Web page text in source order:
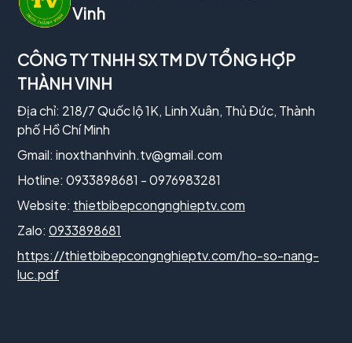
Vinh
CÔNG TY TNHH SX TM DV TỔNG HỢP
THÀNH VINH
Địa chỉ: 218/7 Quốc lộ 1K, Linh Xuân, Thủ Đức, Thành
phố Hồ Chí Minh
Gmail: inoxthanhvinh.tv@gmail.com
Hotline: 0933898681 - 0976983281
Website: thietbibepcongnghieptv.com
Zalo: 0933898681
https://thietbibepcongnghieptv.com/ho-so-nang-
luc.pdf